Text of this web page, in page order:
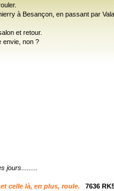
à Besançon, en passant par
et retour.
envie, non ?
jours.........
celle là, en plus, roule.
7636